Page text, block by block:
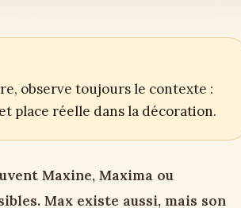
observe toujours le contexte :
place réelle dans la décoration.
Maxine, Maxima ou
Max existe aussi, mais son